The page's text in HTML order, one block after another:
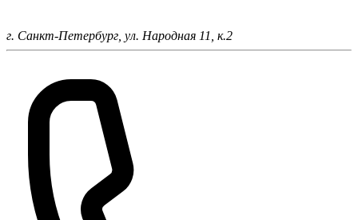
г. Санкт-Петербург, ул. Народная 11, к.2